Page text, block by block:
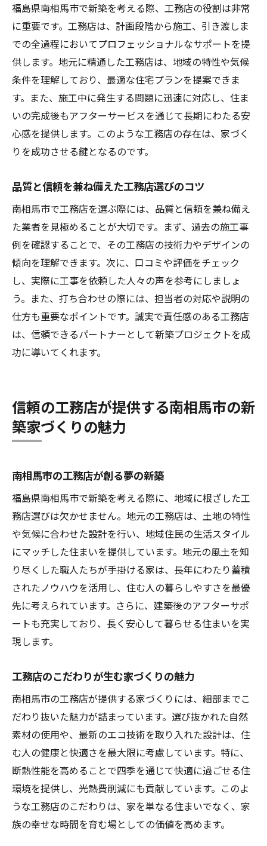
福島県南相馬市で新築を考える際、工務店の役割は非常
に重要です。工務店は、計画段階から施工、引き渡しま
での全過程においてプロフェッショナルなサポートを提
供します。地元に精通した工務店は、地域の特性や気候
条件を理解しており、最適な住宅プランを提案できま
す。また、施工中に発生する問題に迅速に対応し、住ま
いの完成後もアフターサービスを通じて長期にわたる安
心感を提供します。このような工務店の存在は、家づく
りを成功させる鍵となるのです。
品質と信頼を兼ね備えた工務店選びのコツ
南相馬市で工務店を選ぶ際には、品質と信頼を兼ね備え
た業者を見極めることが大切です。まず、過去の施工事
例を確認することで、その工務店の技術力やデザインの
傾向を理解できます。次に、口コミや評価をチェック
し、実際に工事を依頼した人々の声を参考にしましょ
う。また、打ち合わせの際には、担当者の対応や説明の
仕方も重要なポイントです。誠実で責任感のある工務店
は、信頼できるパートナーとして新築プロジェクトを成
功に導いてくれます。
信頼の工務店が提供する南相馬市の新
築家づくりの魅力
南相馬市の工務店が創る夢の新築
福島県南相馬市で新築を考える際に、地域に根ざした工
務店選びは欠かせません。地元の工務店は、土地の特性
や気候に合わせた設計を行い、地域住民の生活スタイル
にマッチした住まいを提供しています。地元の風土を知
り尽くした職人たちが手掛ける家は、長年にわたり蓄積
されたノウハウを活用し、住む人の暮らしやすさを最優
先に考えられています。さらに、建築後のアフターサポ
ートも充実しており、長く安心して暮らせる住まいを実
現します。
工務店のこだわりが生む家づくりの魅力
南相馬市の工務店が提供する家づくりには、細部までこ
だわり抜いた魅力が詰まっています。選び抜かれた自然
素材の使用や、最新のエコ技術を取り入れた設計は、住
む人の健康と快適さを最大限に考慮しています。特に、
断熱性能を高めることで四季を通じて快適に過ごせる住
環境を提供し、光熱費削減にも貢献しています。このよ
うな工務店のこだわりは、家を単なる住まいでなく、家
族の幸せな時間を育む場としての価値を高めます。